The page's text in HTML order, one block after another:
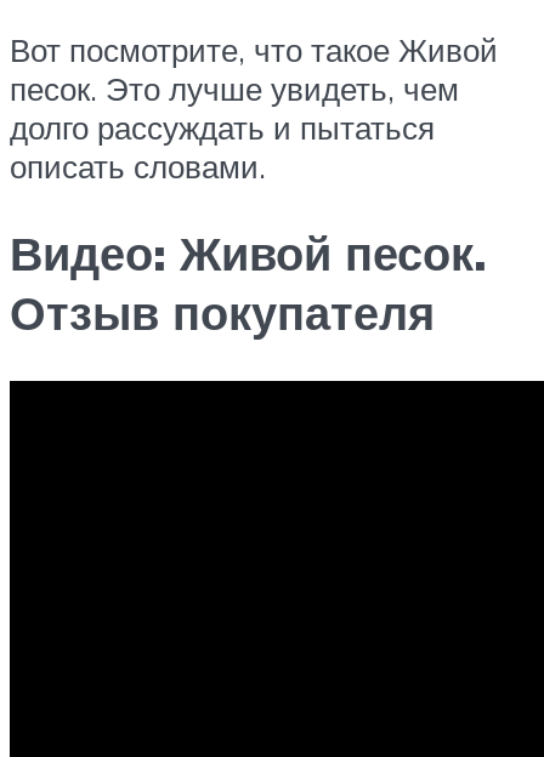
Вот посмотрите, что такое Живой
песок. Это лучше увидеть, чем
долго рассуждать и пытаться
описать словами.
Видео: Живой песок.
Отзыв покупателя